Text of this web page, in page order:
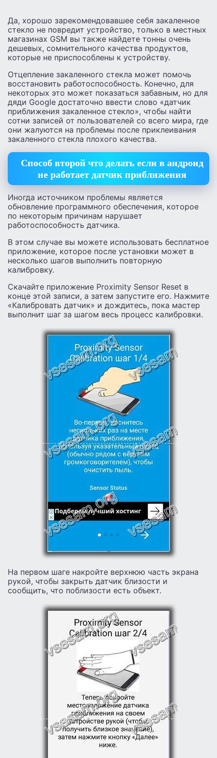
Да, хорошо зарекомендовавшее себя закаленное
стекло не повредит устройство, только в местных
магазинах GSM вы также найдете тонны очень
дешевых, сомнительного качества продуктов,
которые не приспособлены к устройству.
Отцепление закаленного стекла может помочь
восстановить работоспособность. Конечно, для
некоторых это может показаться забавным, но для
дяди Google достаточно ввести слово «датчик
приближения закаленное стекло», чтобы найти
сотни записей от пользователей со всего мира, где
они жалуются на проблемы после приклеивания
закаленного стекла плохого качества.
Способ второй что делать если в андроид
не работает датчик приближения
Иногда источником проблемы является
обновление программного обеспечения, которое
по некоторым причинам нарушает
работоспособность датчика.
В этом случае вы можете использовать бесплатное
приложение, которое после установки может в
несколько шагов выполнить повторную
калибровку.
Скачайте приложение Proximity Sensor Reset в
конце этой записи, а затем запустите его. Нажмите
«Калибровать датчик» и дождитесь, пока мастер
выполнит шаг за шагом весь процесс калибровки.
На первом шаге накройте верхнюю часть экрана
рукой, чтобы закрыть датчик близости и
сообщить, что поблизости есть объект.